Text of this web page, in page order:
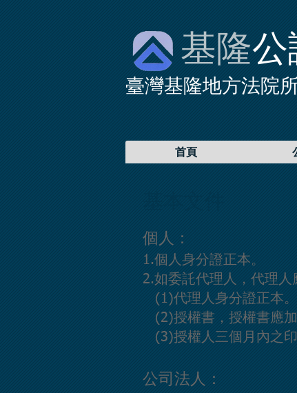
基隆
臺灣基隆地方法院
首頁
個人：
1.個人身分證正本。
2.如委託代理人，代理人
(1)代理人身分證正本。
(2)授權書，授權書應
(3)授權人三個月內之印
​公司法人：